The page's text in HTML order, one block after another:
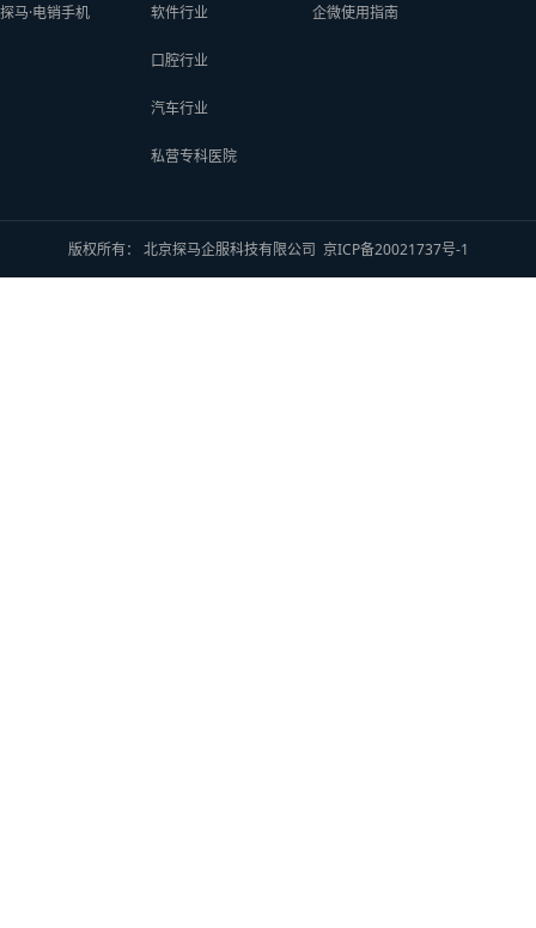
探马·电销手机 软件行业
口腔行业
汽车行业
私营专科医院
企微使用指南
版权所有： 北京探马企服科技有限公司 京ICP备20021737号-1